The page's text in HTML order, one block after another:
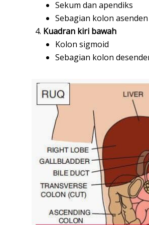
Sekum dan apendiks
Sebagian kolon asenden
Kuadran kiri bawah
Kolon sigmoid
Sebagian kolon